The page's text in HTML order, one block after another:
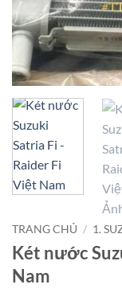
TRANG CHỦ / 1.
Két nước
Nam